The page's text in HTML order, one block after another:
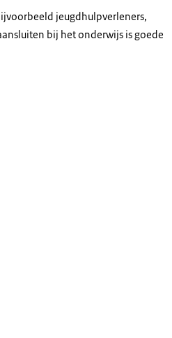
jeugdhulpverleners,
bij het onderwijs is goede